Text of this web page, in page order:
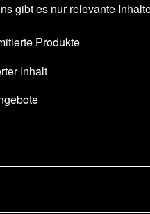
gibt es nur relevante
Produkte
Inhalt